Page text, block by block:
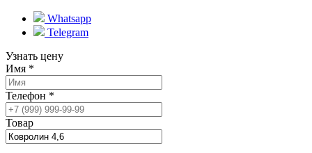
Whatsapp
Telegram
Узнать цену
Имя *
Телефон *
Товар